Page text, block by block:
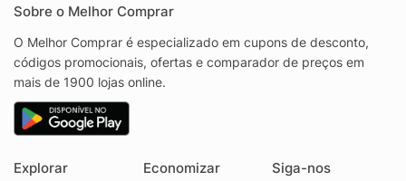
Sobre o Melhor Comprar
O Melhor Comprar é especializado em cupons de desconto,
códigos promocionais, ofertas e comparador de preços em
mais de 1900 lojas online.
Explorar Economizar Siga-nos